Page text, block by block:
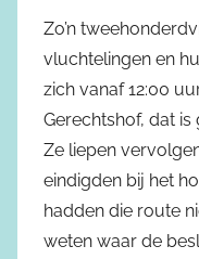
Zo’n
vluchtelingen en
zich vanaf 12:00
Gerechtshof, dat is
Ze liepen
eindigden bij het
hadden die route
weten waar de